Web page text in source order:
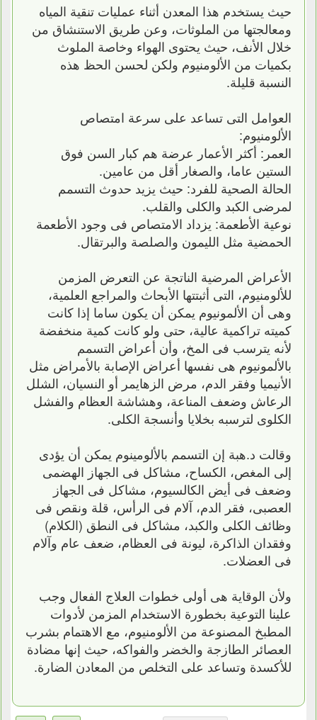
حيث يستخدم هذا المعدن أثناء عمليات تنقية المياه
ومعالجتها من الملوثات، وعن طريق الاستنشاق من
خلال الأنف، حيث يحتوى الهواء وخاصة الملوث
بكميات من الألومنيوم ولكن لحسن الحظ هذه
النسبة قليلة.
العوامل التى تساعد على سرعة امتصاص
الألومنيوم:
العمر: أكثر الأعمار عرضة هم كبار السن فوق
الستين عاما، والصغار أقل من عامين.
الحالة الصحية للفرد: حيث يزيد حدوث التسمم
لمرضى الكبد والكلى والقلب.
نوعية الأطعمة: يزداد الامتصاص فى وجود الأطعمة
الحمضية مثل الليمون والصلصة والبرتقال.
الأعراض المرضية الناتجة عن التعرض المزمن
للألومنيوم، التى أثبتتها الأبحاث والمراجع العلمية،
وهى أن الألمونيوم يمكن أن يكون ساما إذا كانت
كميته تراكمية عالية، حتى ولو كانت كمية منخفضة
لأنه يترسب فى المخ، وأن أعراض التسمم
بالألمونيوم هى نفسها أعراض الإصابة بالأمراض مثل
الأنيميا وفقر الدم، مرض الزهايمر أو النسيان، الشلل
الرعاش وضعف المناعة، وهشاشة العظام والفشل
الكلوى لترسبه بخلايا وأنسجة الكلى.
وقالت د.هبة إن التسمم بالألومينوم يمكن أن يؤدى
إلى المغص، الكساح، مشاكل فى الجهاز الهضمى
وضعف فى أيض الكالسيوم، مشاكل فى الجهاز
العصبى، فقر الدم، آلام فى الرأس، قلة ونقص فى
وظائف الكلى والكبد، مشاكل فى النطق (الكلام)
وفقدان الذاكرة، ليونة فى العظام، ضعف عام وآلام
فى العضلات.
ولأن الوقاية هى أولى خطوات العلاج الفعال وجب
علينا التوعية بخطورة الاستخدام المزمن لأدوات
المطبخ المصنوعة من الألومنيوم، مع الاهتمام بشرب
العصائر الطازجة والخضر والفواكه، حيث إنها مضادة
للأكسدة وتساعد على التخلص من المعادن الضارة.